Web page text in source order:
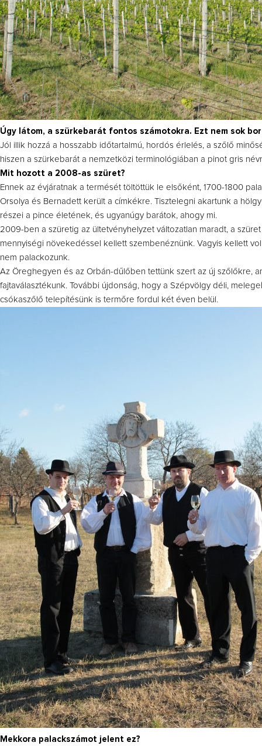
Úgy látom, a szürkebarát fontos számotokra. Ezt nem sok
Jól illik hozzá a hosszabb időtartalmú, hordós érlelés, a szőlő
hiszen a szürkebarát a nemzetközi terminológiában a pinot gris
Mit hozott a 2008-as szüret?
Ennek az évjáratnak a termését töltöttük le elsőként, 1700-1800
Orsolya és Bernadett került a címkékre. Tisztelegni akartunk a
részei a pince életének, és ugyanúgy barátok, ahogy mi.
2009-ben a szüretig az ültetvényhelyzet változatlan maradt, a
mennyiségi növekedéssel kellett szembenéznünk. Vagyis kellett
nem palackozunk.
Az Öreghegyen és az Orbán-dűlőben tettünk szert az új szőlőkre,
fajtaválasztékunk. További újdonság, hogy a Szépvölgy déli,
csókaszőlő telepítésünk is termőre fordul két éven belül.
Mekkora palackszámot jelent ez?